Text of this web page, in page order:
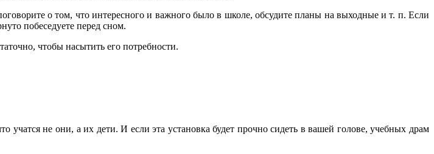
о том, что интересного и важного было в школе, обсудите планы на выходные и т. п. Если
побеседуете перед сном.
чтобы насытить его потребности.
не они, а их дети. И если эта установка будет прочно сидеть в вашей голове, учебных драм